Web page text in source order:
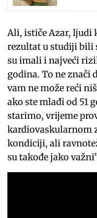
Ali, ističe Azar,
rezultat u studiji bili
su imali i najveći
godina. To ne znači
vam ne može reći
ako ste mlađi od 51
starimo, vrijeme
kardiovaskularnom
kondiciji, ali
su takođe jako